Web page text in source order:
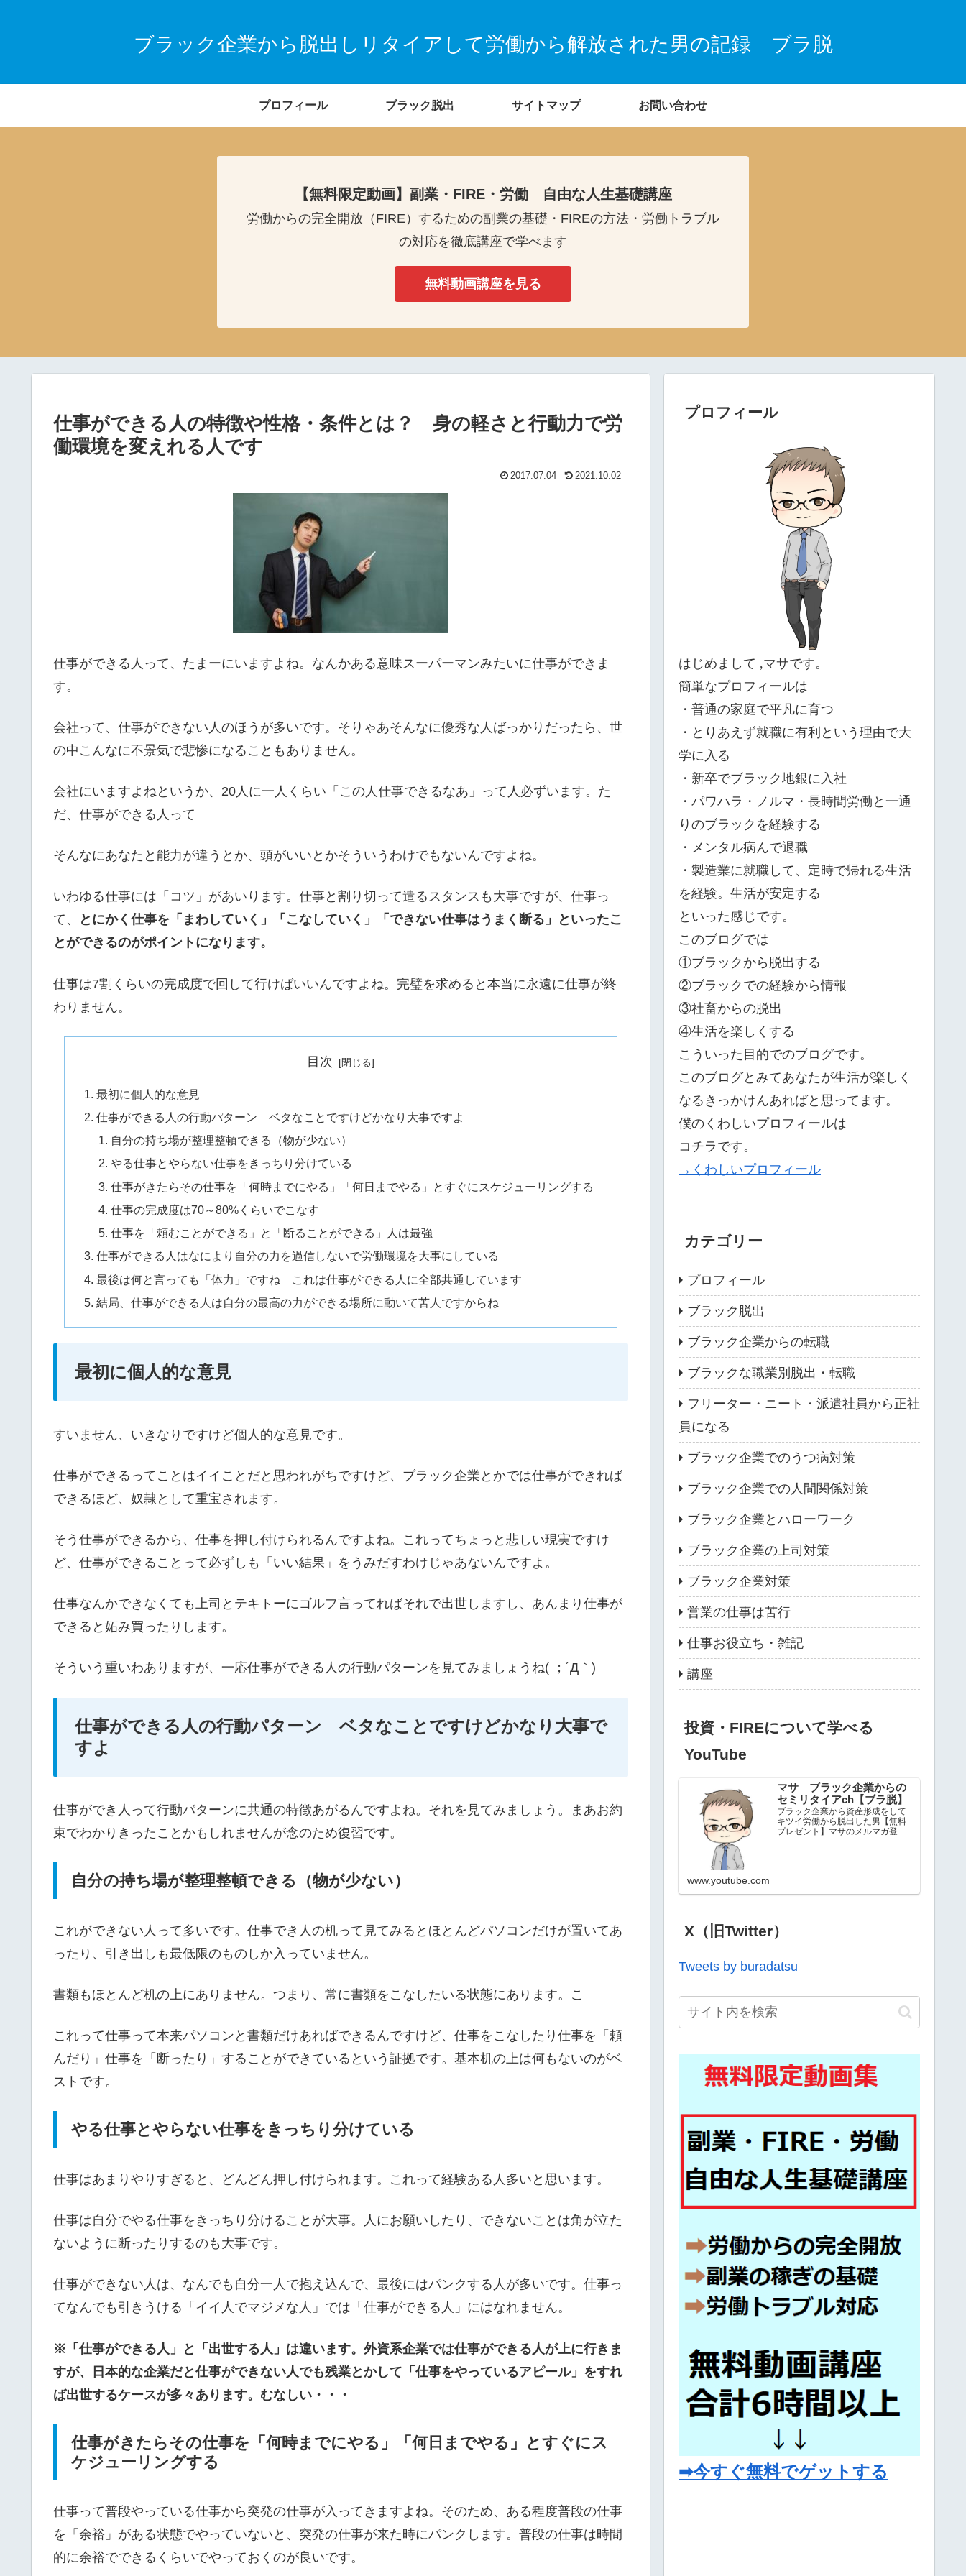
ブラック企業から脱出しリタイアして労働から解放された男の記録 ブラ脱
プロフィール ブラック脱出 サイトマップ お問い合わせ
【無料限定動画】副業・FIRE・労働 自由な人生基礎講座
労働からの完全開放（FIRE）するための副業の基礎・FIREの方法・労働トラブル
の対応を徹底講座で学べます
無料動画講座を見る
仕事ができる人の特徴や性格・条件とは？ 身の軽さと行動力で労
働環境を変えれる人です
2017.07.04 2021.10.02
仕事ができる人って、たまーにいますよね。なんかある意味スーパーマンみたいに仕事ができま
す。
会社って、仕事ができない人のほうが多いです。そりゃあそんなに優秀な人ばっかりだったら、世
の中こんなに不景気で悲惨になることもありません。
会社にいますよねというか、20人に一人くらい「この人仕事できるなあ」って人必ずいます。た
だ、仕事ができる人って
そんなにあなたと能力が違うとか、頭がいいとかそういうわけでもないんですよね。
いわゆる仕事には「コツ」があいります。仕事と割り切って遣るスタンスも大事ですが、仕事っ
て、
とにかく仕事を「まわしていく」「こなしていく」「できない仕事はうまく断る」といったこ
とができるのがポイントになります。
仕事は7割くらいの完成度で回して行けばいいんですよね。完璧を求めると本当に永遠に仕事が終
わりません。
目次
最初に個人的な意見
仕事ができる人の行動パターン ベタなことですけどかなり大事ですよ
自分の持ち場が整理整頓できる（物が少ない）
やる仕事とやらない仕事をきっちり分けている
仕事がきたらその仕事を「何時までにやる」「何日までやる」とすぐにスケジューリングする
仕事の完成度は70～80%くらいでこなす
仕事を「頼むことができる」と「断ることができる」人は最強
仕事ができる人はなにより自分の力を過信しないで労働環境を大事にしている
最後は何と言っても「体力」ですね これは仕事ができる人に全部共通しています
結局、仕事ができる人は自分の最高の力ができる場所に動いて苦人ですからね
最初に個人的な意見
すいません、いきなりですけど個人的な意見です。
仕事ができるってことはイイことだと思われがちですけど、ブラック企業とかでは仕事ができれば
できるほど、奴隷として重宝されます。
そう仕事ができるから、仕事を押し付けられるんですよね。これってちょっと悲しい現実ですけ
ど、仕事ができることって必ずしも「いい結果」をうみだすわけじゃあないんですよ。
仕事なんかできなくても上司とテキトーにゴルフ言ってればそれで出世しますし、あんまり仕事が
できると妬み買ったりします。
そういう重いわありますが、一応仕事ができる人の行動パターンを見てみましょうね( ；´Д｀)
仕事ができる人の行動パターン ベタなことですけどかなり大事で
すよ
仕事ができ人って行動パターンに共通の特徴あがるんですよね。それを見てみましょう。まあお約
束でわかりきったことかもしれませんが念のため復習です。
自分の持ち場が整理整頓できる（物が少ない）
これができない人って多いです。仕事でき人の机って見てみるとほとんどパソコンだけが置いてあ
ったり、引き出しも最低限のものしか入っていません。
書類もほとんど机の上にありません。つまり、常に書類をこなしたいる状態にあります。こ
これって仕事って本来パソコンと書類だけあればできるんですけど、仕事をこなしたり仕事を「頼
んだり」仕事を「断ったり」することができているという証拠です。基本机の上は何もないのがベ
ストです。
やる仕事とやらない仕事をきっちり分けている
仕事はあまりやりすぎると、どんどん押し付けられます。これって経験ある人多いと思います。
仕事は自分でやる仕事をきっちり分けることが大事。人にお願いしたり、できないことは角が立た
ないように断ったりするのも大事です。
仕事ができない人は、なんでも自分一人で抱え込んで、最後にはパンクする人が多いです。仕事っ
てなんでも引きうける「イイ人でマジメな人」では「仕事ができる人」にはなれません。
※「仕事ができる人」と「出世する人」は違います。外資系企業では仕事ができる人が上に行きま
すが、日本的な企業だと仕事ができない人でも残業とかして「仕事をやっているアピール」をすれ
ば出世するケースが多々あります。むなしい・・・
仕事がきたらその仕事を「何時までにやる」「何日までやる」とすぐにス
ケジューリングする
仕事って普段やっている仕事から突発の仕事が入ってきますよね。そのため、ある程度普段の仕事
を「余裕」がある状態でやっていないと、突発の仕事が来た時にパンクします。普段の仕事は時間
的に余裕でできるくらいでやっておくのが良いです。
プロフィール
はじめまして ,マサです。
簡単なプロフィールは
・普通の家庭で平凡に育つ
・とりあえず就職に有利という理由で大
学に入る
・新卒でブラック地銀に入社
・パワハラ・ノルマ・長時間労働と一通
りのブラックを経験する
・メンタル病んで退職
・製造業に就職して、定時で帰れる生活
を経験。生活が安定する
といった感じです。
このブログでは
①ブラックから脱出する
②ブラックでの経験から情報
③社畜からの脱出
④生活を楽しくする
こういった目的でのブログです。
このブログとみてあなたが生活が楽しく
なるきっかけんあればと思ってます。
僕のくわしいプロフィールは
コチラです。
→くわしいプロフィール
カテゴリー
プロフィール
ブラック脱出
ブラック企業からの転職
ブラックな職業別脱出・転職
フリーター・ニート・派遣社員から正社
員になる
ブラック企業でのうつ病対策
ブラック企業での人間関係対策
ブラック企業とハローワーク
ブラック企業の上司対策
ブラック企業対策
営業の仕事は苦行
仕事お役立ち・雑記
講座
投資・FIREについて学べる
YouTube
マサ ブラック企業からの
セミリタイアch【ブラ脱】
ブラック企業から資産形成をして
キツイ労働から脱出した男【無料
プレゼント】マサのメルマガ登録
www.youtube.com
X（旧Twitter）
Tweets by buradatsu
➡今すぐ無料でゲットする